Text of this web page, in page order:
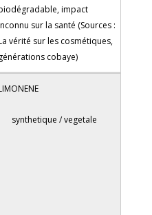
impact
sur la santé (Sources :
vérité sur les cosmétiques,
générations cobaye)
synthetique / vegetale